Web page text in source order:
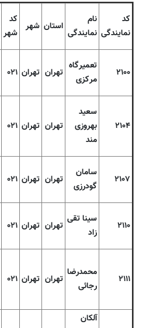
کد
نمایندگی
نام
نمایندگی
استان شهر
کد
شهر
۲۱۰۰
تعمیرگاه
مرکزی
تهران تهران ۰۲۱
۲۱۰۴
سعید
بهروزی
مند
تهران تهران ۰۲۱
۲۱۰۷
سامان
گودرزی
تهران تهران ۰۲۱
۲۱۱۰
سینا تقی
زاد
تهران تهران ۰۲۱
۲۱۱۱
محمدرضا
رجائی
تهران تهران ۰۲۱
آلکان